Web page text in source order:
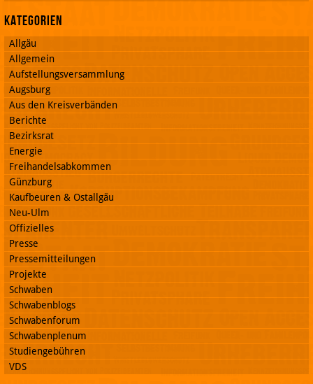
Kategorien
Allgäu
Allgemein
Aufstellungsversammlung
Augsburg
Aus den Kreisverbänden
Berichte
Bezirksrat
Energie
Freihandelsabkommen
Günzburg
Kaufbeuren & Ostallgäu
Neu-Ulm
Offizielles
Presse
Pressemitteilungen
Projekte
Schwaben
Schwabenblogs
Schwabenforum
Schwabenplenum
Studiengebühren
VDS